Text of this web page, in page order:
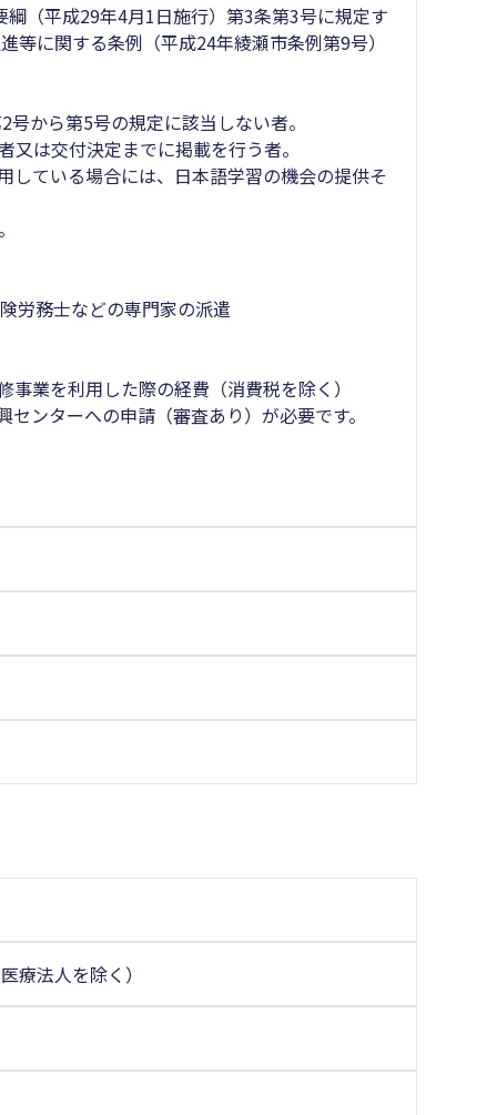
（平成29年4月1日施行）第3条第3号に規定す
に関する条例（平成24年綾瀬市条例第9号）
から第5号の規定に該当しない者。
は交付決定までに掲載を行う者。
している場合には、日本語学習の機会の提供そ
労務士などの専門家の派遣
業を利用した際の経費（消費税を除く）
ンターへの申請（審査あり）が必要です。
療法人を除く）